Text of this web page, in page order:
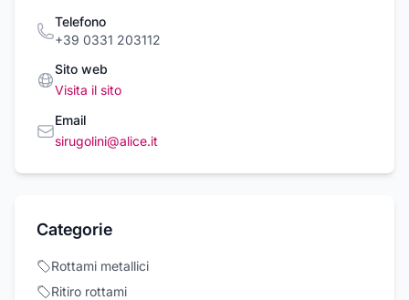
Telefono
+39 0331 203112
Sito web
Visita il sito
Email
sirugolini@alice.it
Categorie
Rottami metallici
Ritiro rottami